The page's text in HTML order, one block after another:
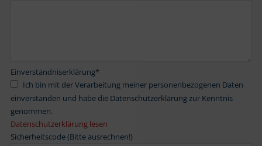
Einverständniserklärung*
einverstanden und habe die Datenschutzerklärung zur Kenntnis
genommen.
Datenschutzerklärung lesen
Sicherheitscode (Bitte ausrechnen!)